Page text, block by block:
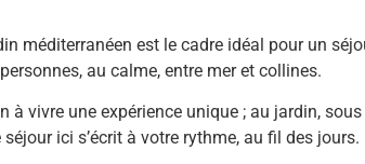
méditerranéen est le cadre idéal pour un
au calme, entre mer et collines.
vivre une expérience unique ; au jardin,
ici s’écrit à votre rythme, au fil des jours.